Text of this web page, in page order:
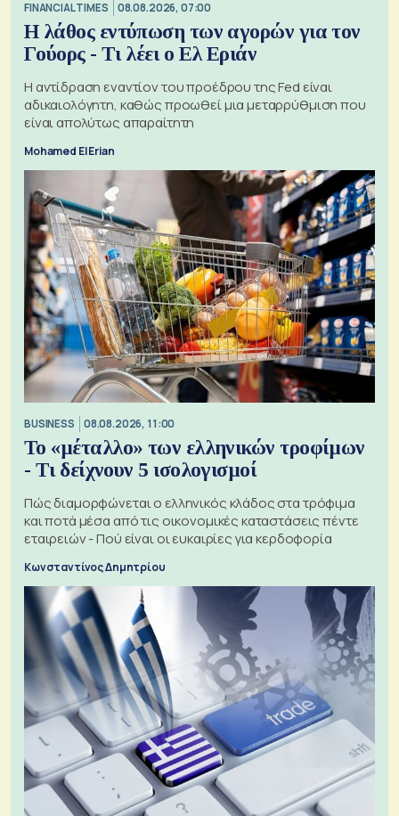
FINANCIAL TIMES 08.08.2026, 07:00
Η λάθος εντύπωση των αγορών για τον
Γούορς - Τι λέει ο Ελ Εριάν
Η αντίδραση εναντίον του προέδρου της Fed είναι
αδικαιολόγητη, καθώς προωθεί μια μεταρρύθμιση που
είναι απολύτως απαραίτητη
Mohamed El Erian
BUSINESS 08.08.2026, 11:00
Το «μέταλλο» των ελληνικών τροφίμων
- Τι δείχνουν 5 ισολογισμοί
Πώς διαμορφώνεται ο ελληνικός κλάδος στα τρόφιμα
και ποτά μέσα από τις οικονομικές καταστάσεις πέντε
εταιρειών - Πού είναι οι ευκαιρίες για κερδοφορία
Κωνσταντίνος Δημητρίου